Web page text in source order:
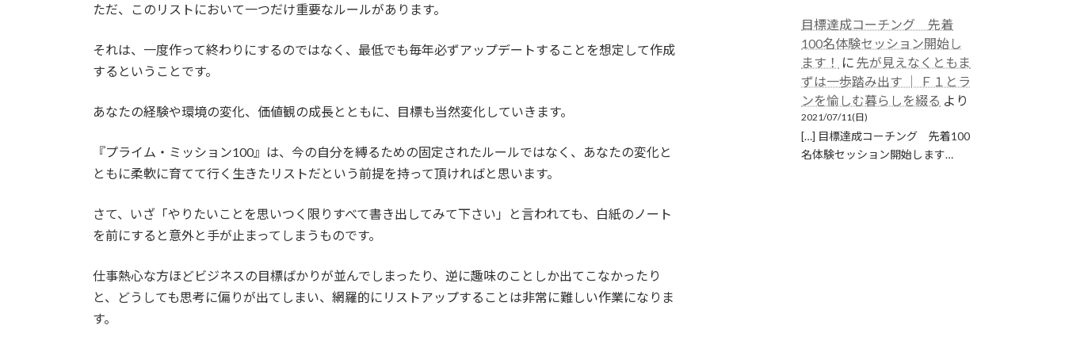
ただ、このリストにおいて一つだけ重要なルールがあります。
それは、一度作って終わりにするのではなく、最低でも毎年必ずアップデートすることを想定して作成
するということです。
あなたの経験や環境の変化、価値観の成長とともに、目標も当然変化していきます。
『プライム・ミッション100』は、今の自分を縛るための固定されたルールではなく、あなたの変化と
ともに柔軟に育てて行く生きたリストだという前提を持って頂ければと思います。
さて、いざ「やりたいことを思いつく限りすべて書き出してみて下さい」と言われても、白紙のノート
を前にすると意外と手が止まってしまうものです。
仕事熱心な方ほどビジネスの目標ばかりが並んでしまったり、逆に趣味のことしか出てこなかったり
と、どうしても思考に偏りが出てしまい、網羅的にリストアップすることは非常に難しい作業になりま
す。
目標達成コーチング 先着
100名体験セッション開始し
ます！
に先が見えなくともま
ずは一歩踏み出す │ Ｆ１とラ
ンを愉しむ暮らしを綴る より
2021/07/11(日)
[…] 目標達成コーチング 先着100
名体験セッション開始します…